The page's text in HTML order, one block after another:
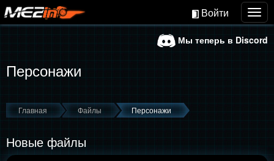
Войти
Мы теперь в Discord
Персонажи
Главная Файлы Персонажи
Новые файлы